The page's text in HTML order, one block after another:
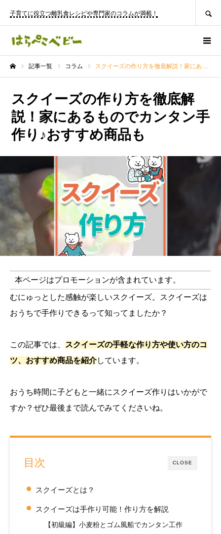
子育てに役立つ離乳食レシピや専門家のコラムが満載！
記事一覧 コラム スクイーズの作り方を徹底解説！家にあるものでカンタン手作り♪おすすめ商品も
スクイーズの作り方を徹底解
説！家にあるものでカンタン手
作り♪おすすめ商品も
本ページはプロモーションが含まれています。
むにゅっとした感触が楽しいスクイーズ。スクイーズは
おうちで手作りできるって知ってましたか？
この記事では、
スクイーズの手軽な作り方や使い方のコ
ツ、おすすめ商品を紹介しています。
おうち時間に子どもと一緒にスクイーズ作りはいかがで
すか？ぜひ最後まで読んでみてくださいね。
CLOSE
目次
スクイーズとは？
スクイーズは手作り可能！作り方を解説
【初級編】小麦粉とゴム風船でカンタン工作